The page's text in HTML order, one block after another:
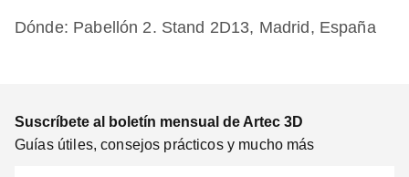
Dónde: Pabellón 2. Stand 2D13, Madrid, España
Suscríbete al boletín mensual de Artec 3D
Guías útiles, consejos prácticos y mucho más